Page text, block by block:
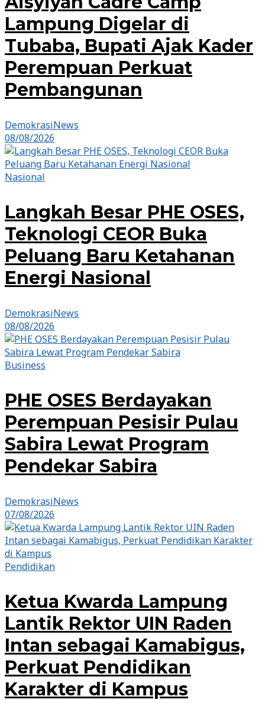
Lampung Digelar di
Tubaba, Bupati Ajak Kader
Perempuan Perkuat
Pembangunan
DemokrasiNews
08/08/2026
Nasional
Langkah Besar PHE OSES,
Teknologi CEOR Buka
Peluang Baru Ketahanan
Energi Nasional
DemokrasiNews
08/08/2026
Business
PHE OSES Berdayakan
Perempuan Pesisir Pulau
Sabira Lewat Program
Pendekar Sabira
DemokrasiNews
07/08/2026
Pendidikan
Ketua Kwarda Lampung
Lantik Rektor UIN Raden
Intan sebagai Kamabigus,
Perkuat Pendidikan
Karakter di Kampus